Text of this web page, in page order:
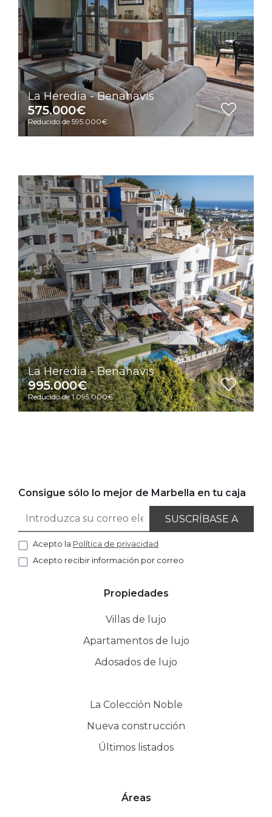
La Heredia - Benahavis
575.000€
Reducido de 595.000€
La Heredia - Benahavis
995.000€
Reducido de 1.095.000€
Consigue sólo lo mejor de Marbella en tu caja
SUSCRÍBASE A
Acepto la Política de privacidad
Acepto recibir información por correo
Propiedades
Villas de lujo
Apartamentos de lujo
Adosados de lujo
La Colección Noble
Nueva construcción
Últimos listados
Áreas